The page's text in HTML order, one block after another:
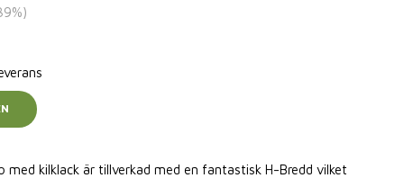
%)
med kilklack är tillverkad med en fantastisk H-Bredd vilket